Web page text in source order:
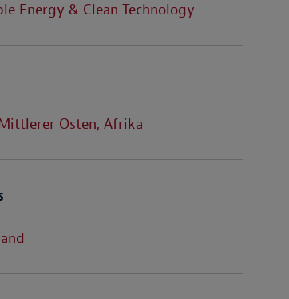
Energy & Clean Technology
Osten, Afrika